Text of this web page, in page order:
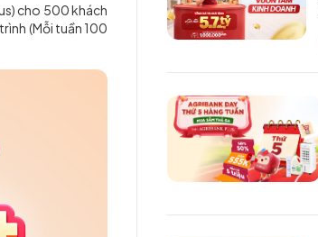
cho 500 khách
(Mỗi tuần 100